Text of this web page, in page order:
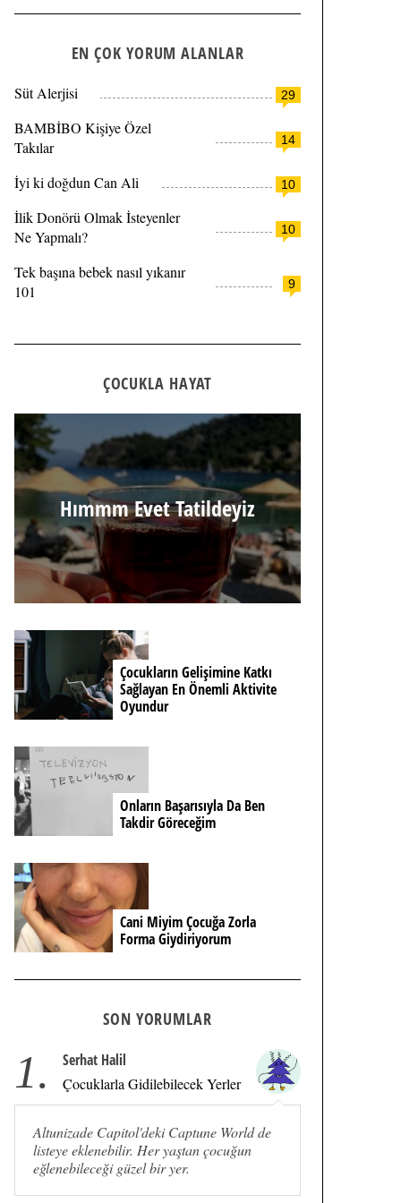
EN ÇOK YORUM ALANLAR
29
Süt Alerjisi
14
BAMBİBO Kişiye Özel
Takılar
10
İyi ki doğdun Can Ali
10
İlik Donörü Olmak İsteyenler
Ne Yapmalı?
9
Tek başına bebek nasıl yıkanır
101
ÇOCUKLA HAYAT
Hımmm Evet Tatildeyiz
Çocukların Gelişimine Katkı
Sağlayan En Önemli Aktivite
Oyundur
Onların Başarısıyla Da Ben
Takdir Göreceğim
Cani Miyim Çocuğa Zorla
Forma Giydiriyorum
SON YORUMLAR
1. Serhat Halil
Çocuklarla Gidilebilecek Yerler
Altunizade Capitol'deki Captune World de
listeye eklenebilir. Her yaştan çocuğun
eğlenebileceği güzel bir yer.